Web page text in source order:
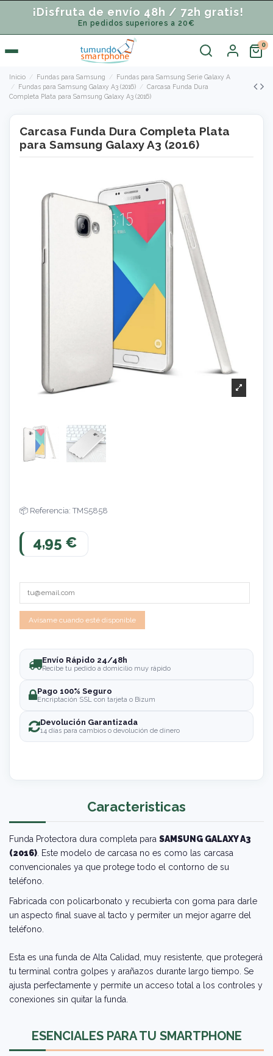
¡Disfruta de envío 48h / 72h gratis!
En pedidos superiores a 20€
Inicio Fundas para Samsung
Fundas para Samsung Serie Galaxy A
Fundas para Samsung Galaxy A3 (2016)
Carcasa Funda Dura
Completa Plata para Samsung Galaxy A3 (2016)
Carcasa Funda Dura Completa Plata
para Samsung Galaxy A3 (2016)
Referencia: TMS5858
4,95 €
Envío Rápido 24/48h
Recibe tu pedido a domicilio muy rápido
Pago 100% Seguro
Encriptación SSL con tarjeta o Bizum
Devolución Garantizada
14 días para cambios o devolución de dinero
Caracteristicas
Funda Protectora dura completa para SAMSUNG GALAXY A3
(2016). Este modelo de carcasa no es como las carcasa
convencionales ya que protege todo el contorno de su
teléfono.
Fabricada con policarbonato y recubierta con goma para darle
un aspecto final suave al tacto y permiter un mejor agarre del
teléfono.
Esta es una funda de Alta Calidad, muy resistente, que protegerá
tu terminal contra golpes y arañazos durante largo tiempo. Se
ajusta perfectamente y permite un acceso total a los controles y
conexiones sin quitar la funda.
ESENCIALES PARA TU SMARTPHONE